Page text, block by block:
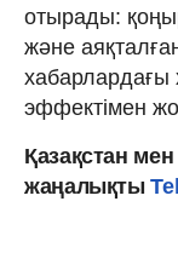
отырады:
және
хабарлардағы
эффектімен
Қазақстан
жаңалықты